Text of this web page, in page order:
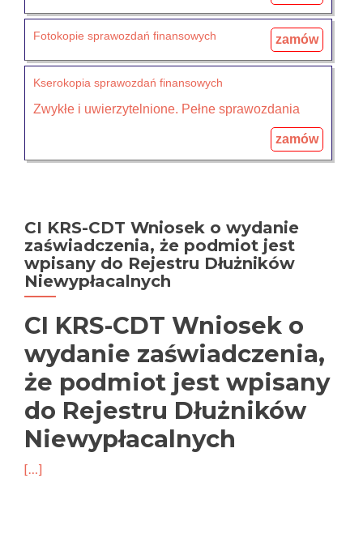
Fotokopie sprawozdań finansowych zamów
Kserokopia sprawozdań finansowych
Zwykłe i uwierzytelnione. Pełne sprawozdania
zamów
CI KRS-CDT Wniosek o wydanie
zaświadczenia, że podmiot jest
wpisany do Rejestru Dłużników
Niewypłacalnych
CI KRS-CDT Wniosek o
wydanie zaświadczenia,
że podmiot jest wpisany
do Rejestru Dłużników
Niewypłacalnych
[…]